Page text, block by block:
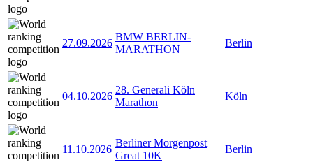
27.09.2026
BMW BERLIN-
MARATHON
Berlin
04.10.2026
28. Generali Köln
Marathon
Köln
11.10.2026
Berliner Morgenpost
Great 10K
Berlin